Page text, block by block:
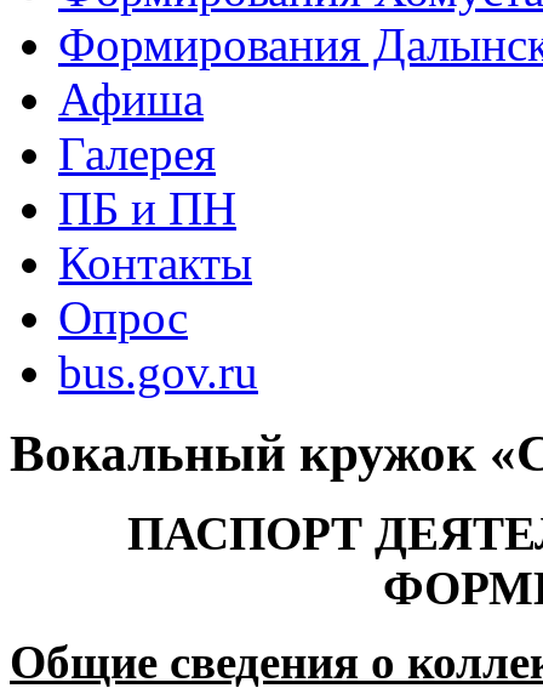
Формирования
Афиша
Галерея
ПБ и ПН
Контакты
Опрос
bus.gov.ru
Вокальный кружок
ПАСПОРТ
Общие сведения о